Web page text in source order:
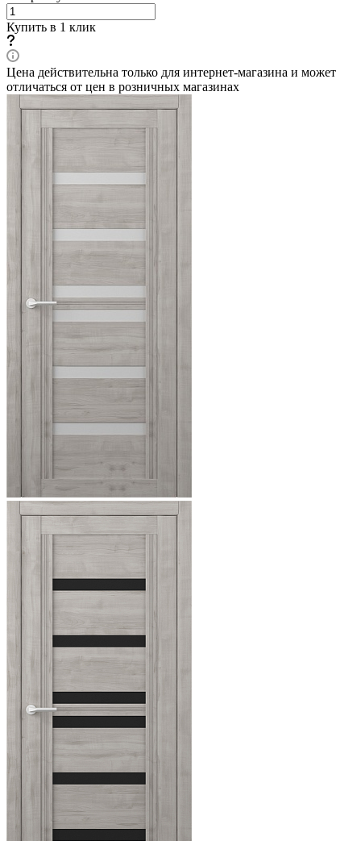
Купить в 1 клик
Цена действительна только для интернет-магазина и может
отличаться от цен в розничных магазинах